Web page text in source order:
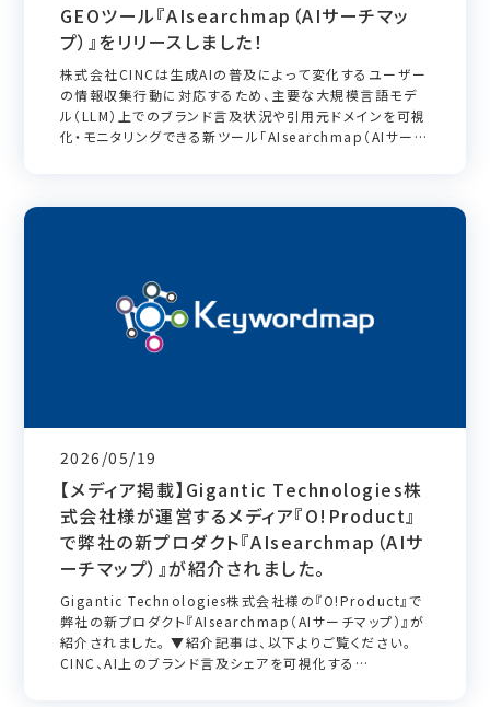
GEOツール『AIsearchmap（AIサーチマッ
プ）』をリリースしました！
株式会社CINCは生成AIの普及によって変化するユーザー
の情報収集行動に対応するため、主要な大規模言語モデ
ル（LLM）上でのブランド言及状況や引用元ドメインを可視
化・モニタリングできる新ツール「AIsearchmap（AIサーチ
2026/05/19
【メディア掲載】Gigantic Technologies株
式会社様が運営するメディア『O!Product』
で弊社の新プロダクト『AIsearchmap（AIサ
ーチマップ）』が紹介されました。
Gigantic Technologies株式会社様の『O!Product』で
弊社の新プロダクト『AIsearchmap（AIサーチマップ）』が
紹介されました。 ▼紹介記事は、以下よりご覧ください。
CINC、AI上のブランド言及シェアを可視化する